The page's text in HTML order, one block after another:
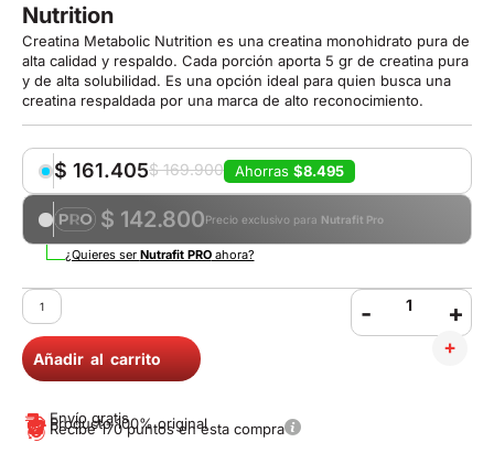
Nutrition
Creatina Metabolic Nutrition es una creatina monohidrato pura de
alta calidad y respaldo. Cada porción aporta 5 gr de creatina pura
y de alta solubilidad. Es una opción ideal para quien busca una
creatina respaldada por una marca de alto reconocimiento.
$169.900
$ 161.405 Ahorras $8.495
$ 142.800Precio exclusivo para Nutrafit Pro
¿Quieres ser Nutrafit PROahora?
- +
Añadir al carrito
Envío gratis
Producto 100% original
Recibe 170 puntos en esta compra